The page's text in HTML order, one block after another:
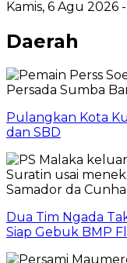
Kamis, 6 Agu 2026 -
Daerah
Pulangkan Kota
dan SBD
Dua Tim Ngada
Siap Gebuk BMP